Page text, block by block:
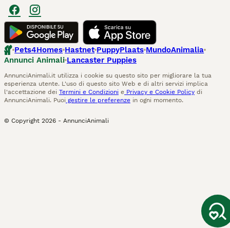
Pets4Homes Hastnet PuppyPlaats MundoAnimalia
Annunci Animali Lancaster Puppies
AnnunciAnimali.it utilizza i cookie su questo sito per migliorare la tua
esperienza utente. L'uso di questo sito Web e di altri servizi implica
l'accettazione dei Termini e Condizioni e Privacy e Cookie Policy di
AnnunciAnimali. Puoi gestire le preferenze in ogni momento.
© Copyright 2026 - AnnunciAnimali